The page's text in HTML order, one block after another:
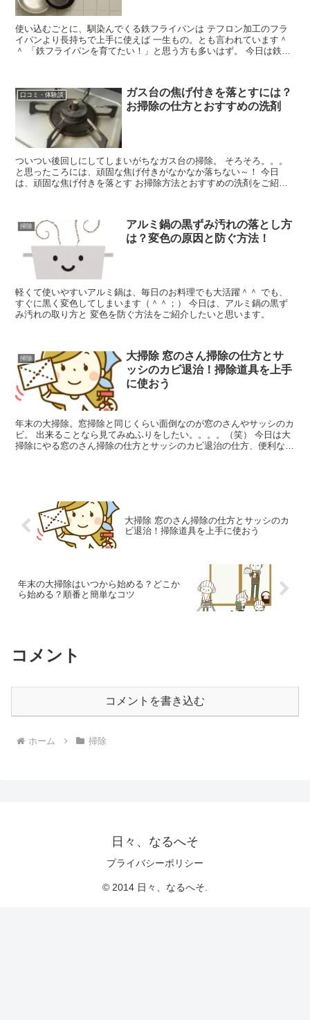
使い込むごとに、馴染んでくる鉄フライパンは テフロン加工のフラ
イパンより長持ちで上手に使えば 一生もの。とも言われています＾
＾ 「鉄フライパンを育てたい！」と思う方も多いはず。 今日は鉄フ
口コミ・体験談
ガス台の焦げ付きを落とすには？
お掃除の仕方とおすすめの洗剤
ついつい後回しにしてしまいがちなガス台の掃除。 そろそろ。。。
と思ったころには、頑固な焦げ付きがなかなか落ちない～！ 今日
は、頑固な焦げ付きを落とす お掃除方法とおすすめの洗剤をご紹介
掃除
アルミ鍋の黒ずみ汚れの落とし方
は？変色の原因と防ぐ方法！
軽くて使いやすいアルミ鍋は、毎日のお料理でも大活躍＾＾ でも、
すぐに黒く変色してしまいます（＾＾；） 今日は、アルミ鍋の黒ず
み汚れの取り方と 変色を防ぐ方法をご紹介したいと思います。
掃除
大掃除 窓のさん掃除の仕方とサ
ッシのカビ退治！掃除道具を上手
に使おう
年末の大掃除。窓掃除と同じくらい面倒なのが窓のさんやサッシのカ
ビ。 出来ることなら見てみぬふりをしたい。。。。（笑） 今日は大
掃除にやる窓のさん掃除の仕方とサッシのカビ退治の仕方、便利な掃
大掃除 窓のさん掃除の仕方とサッシのカ
ビ退治！掃除道具を上手に使おう
年末の大掃除はいつから始める？どこか
ら始める？順番と簡単なコツ
コメント
コメントを書き込む
ホーム 掃除
日々、なるへそ
プライバシーポリシー
© 2014 日々、なるへそ.